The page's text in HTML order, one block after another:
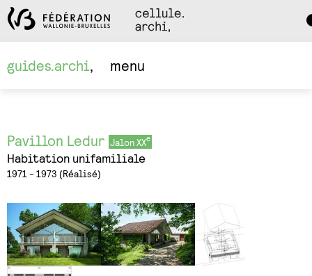
guides.archi
menu
Pavillon Ledur Jalon XX
Habitation unifamiliale
1971 - 1973 Réalisé